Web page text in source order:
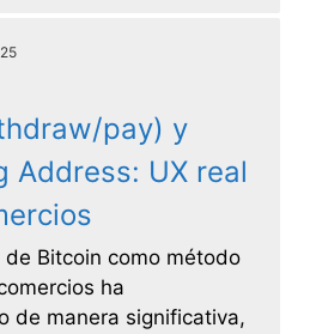
pay) y
Address: UX real
de Bitcoin como método
ha
de manera significativa,